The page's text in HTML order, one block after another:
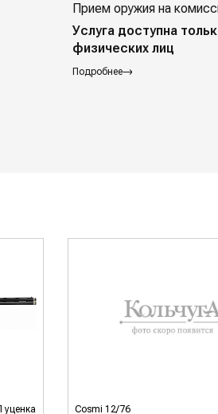
Прием оружия на
Услуга доступна
физических лиц
Подробнее
уценка Cosmi 12/76